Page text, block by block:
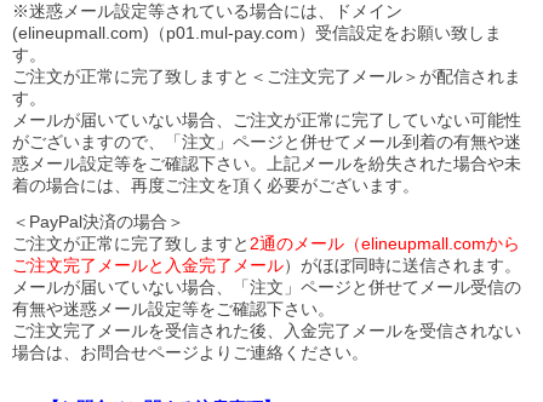
※迷惑メール設定等されている場合には、ドメイン
(elineupmall.com)（p01.mul-pay.com）受信設定をお願い致しま
す。
ご注文が正常に完了致しますと＜ご注文完了メール＞が配信されま
す。
メールが届いていない場合、ご注文が正常に完了していない可能性
がございますので、「注文」ページと併せてメール到着の有無や迷
惑メール設定等をご確認下さい。
上記メールを紛失された場合や未
着の場合には、再度ご注文を頂く必要がございます。
＜PayPal決済の場合＞
ご注文が正常に完了致しますと 2通のメール（elineupmall.comから
ご注文完了メールと入金完了メール）がほぼ同時に送信されます。
メールが届いていない場合、「注文」ページと併せてメール受信の
有無や迷惑メール設定等をご確認下さい。
ご注文完了メールを受信された後、入金完了メールを受信されない
場合は、お問合せページよりご連絡ください。